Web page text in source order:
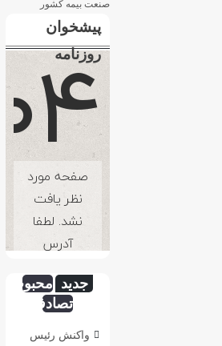
پیشخوان
روزنامه
جدید محبوب
تصادفی
واکنش رئیس